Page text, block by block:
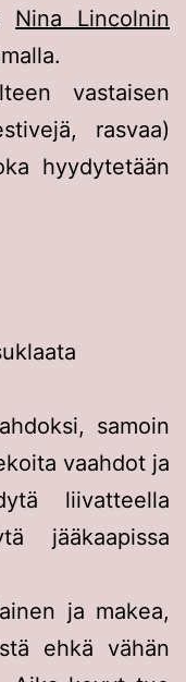
Nina Lincolnin
vastaisen
rasvaa)
hyydytetään
samoin
vaahdot ja
liivatteella
jääkaapissa
ja makea,
ehkä vähän